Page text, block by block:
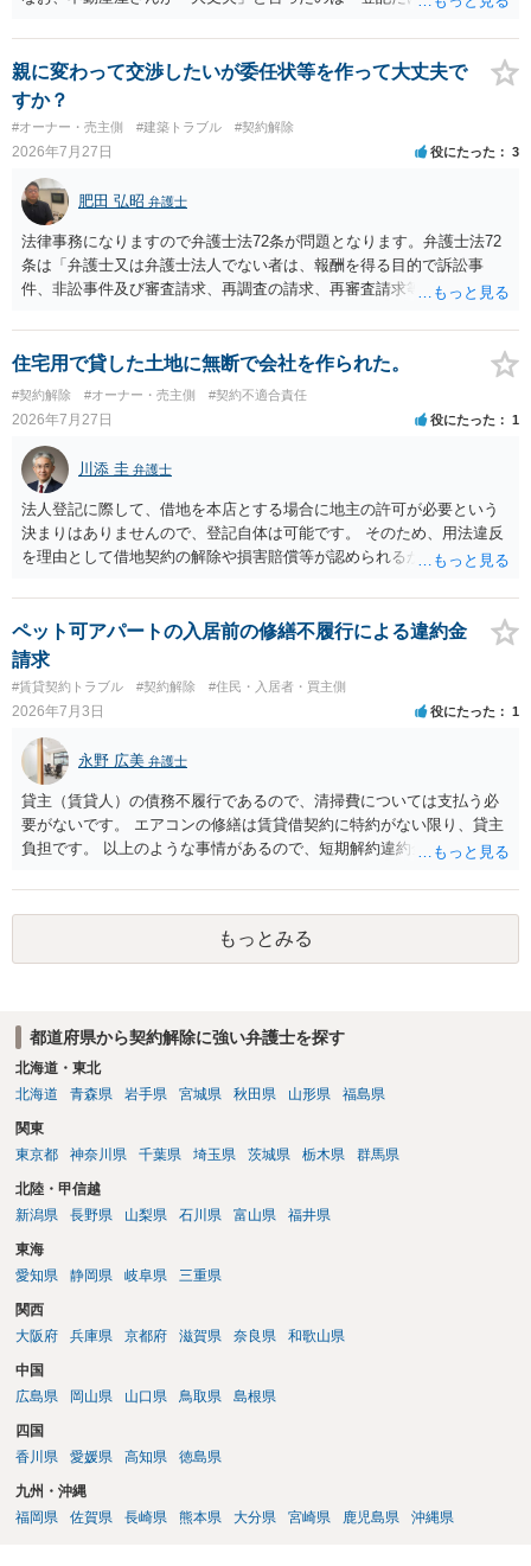
れますが、これは法的な保証ではありません。 ただ、解除まで認めら
れるかどうかについては信頼関係が破壊されたかどうかで判断されま
すので、建物を事務所・店舗用に大きく改築する等までなさらない限
り、リスクはそれほど大きくないかもしれません。 しかしそれでも、
大家さんが契約違反を口実に、将来の更新時に更新料の上乗せを要求
したり、立ち退きを迫る材料に使ったりする可能性は否定できませ
ん。
親に変わって交渉したいが委任状等を作って大丈夫で
すか？
#オーナー・売主側 #建築トラブル #契約解除
2026年7月27日 役にたった 3
肥田 弘昭 弁護士
法律事務になりますので弁護士法72条が問題となります。弁護士法72
条は「弁護士又は弁護士法人でない者は、報酬を得る目的で訴訟事
件、非訟事件及び審査請求、再調査の請求、再審査請求等行政庁に対
しくは和解その他の法律事務を取り扱い、又はこれらの周旋をするこ
とを業とすることができない。ただし、この法律又は他の法律に別段
の定めがある場合は、この限りでない。」とのことから、報酬を得る
目的がないのであれば適法です。なぜなら、弁護士法72条に違反しな
いのであれば、委任については無償で委任者が受任者に委任できるか
らです。ご参考にしてください。
住宅用で貸した土地に無断で会社を作られた。
#契約解除 #オーナー・売主側 #契約不適合責任
2026年7月27日 役にたった 1
川添 圭 弁護士
法人登記に際して、借地を本店とする場合に地主の許可が必要という
決まりはありませんので、登記自体は可能です。 そのため、用法違反
を理由として借地契約の解除や損害賠償等が認められるかどうかが問
の建物を住居用に限定する（事業に使用しない）特約があると評価で
きるかどうかが重要でしょう（借地契約締結後に賃借人が建物を店舗
に改装したという事案で、住居に限定する特約までは存在しなかった
として契約解除を認めなかった裁判例があります）。契約条項の記載
や解釈の問題になりますので、弁護士へ直接相談されることをお勧め
します。
ペット可アパートの入居前の修繕不履行による違約金
請求
#賃貸契約トラブル #契約解除 #住民・入居者・買主側
2026年7月3日 役にたった 1
永野 広美 弁護士
貸主（賃貸人）の債務不履行であるので、清掃費については支払う必
要がないです。 エアコンの修繕は賃貸借契約に特約がない限り、貸主
負担です。 以上のような事情があるので、短期解約違約金を支払う必
もっとみる
都道府県から契約解除に強い弁護士を探す
北海道・東北
北海道
青森県 岩手県 宮城県 秋田県 山形県 福島県
関東
東京都
神奈川県 千葉県 埼玉県 茨城県 栃木県 群馬県
北陸・甲信越
新潟県
長野県 山梨県 石川県 富山県 福井県
東海
愛知県
静岡県 岐阜県 三重県
関西
大阪府
兵庫県 京都府 滋賀県 奈良県 和歌山県
中国
広島県
岡山県 山口県 鳥取県 島根県
四国
香川県
愛媛県 高知県 徳島県
九州・沖縄
福岡県
佐賀県 長崎県 熊本県 大分県 宮崎県 鹿児島県 沖縄県